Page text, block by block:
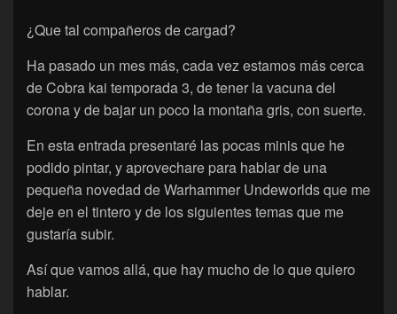
¿Que tal compañeros de cargad?
Ha pasado un mes más, cada vez estamos más cerca
de Cobra kai temporada 3, de tener la vacuna del
corona y de bajar un poco la montaña gris, con suerte.
En esta entrada presentaré las pocas minis que he
podido pintar, y aprovechare para hablar de una
pequeña novedad de Warhammer Undeworlds que me
deje en el tintero y de los siguientes temas que me
gustaría subir.
Así que vamos allá, que hay mucho de lo que quiero
hablar.